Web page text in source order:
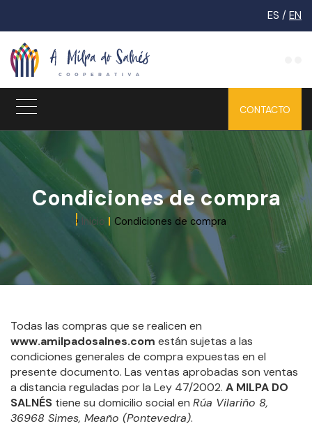
ES / EN
INICIO
COOPERATIVA
LÍNEAS DE
TRABAJO
NOTICIAS
CONTACTO
Condiciones de compra
Inicio Condiciones de compra
Todas las compras que se realicen en
www.amilpadosalnes.com están sujetas a las
condiciones generales de compra expuestas en el
presente documento. Las ventas aprobadas son ventas
a distancia reguladas por la Ley 47/2002. A MILPA DO
SALNÉS tiene su domicilio social en Rúa Vilariño 8,
36968 Simes, Meaño (Pontevedra).